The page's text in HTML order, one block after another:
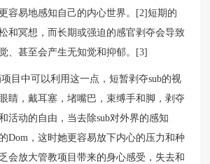
容易地感知自己的内心世界。[2]短期的
和冥想，而长期或强迫的感官剥夺会导致
、甚至会产生无知觉和抑郁。[3]
目中可以利用这一点，短暂剥夺sub的视
睛，戴耳塞，堵嘴巴，束缚手和脚，剥夺
活动的自由，当去除sub对外界的感知
Dom，这时她更容易放下内心的压力和种
会放大管教项目带来的身心感受，失去和